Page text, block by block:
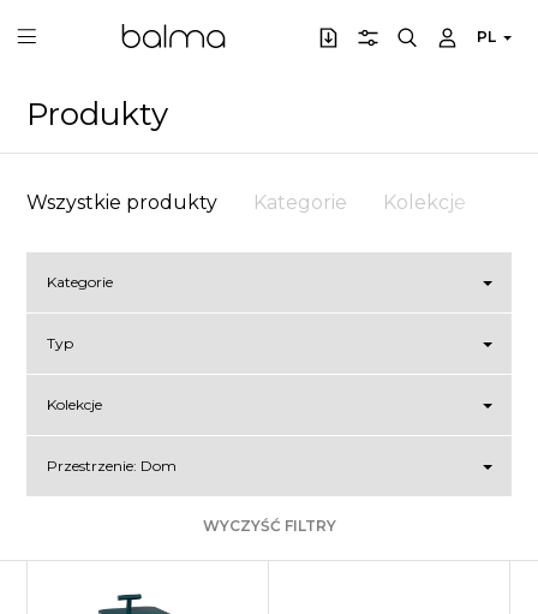
PL
Produkty
Wszystkie produkty Kategorie Kolekcje
Kategorie
Typ
Kolekcje
Przestrzenie: Dom
WYCZYŚĆ FILTRY